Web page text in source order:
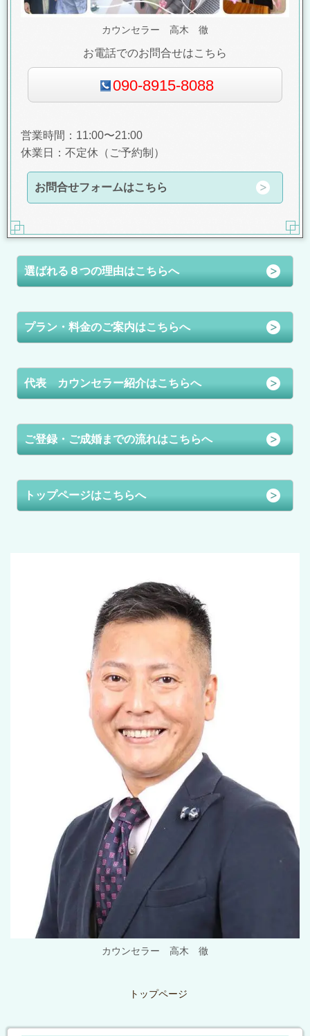
カウンセラー 高木 徹
お電話でのお問合せはこちら
090-8915-8088
営業時間：11:00〜21:00
休業日：不定休（ご予約制）
お問合せフォームはこちら
選ばれる８つの理由はこちらへ
プラン・料金のご案内はこちらへ
代表 カウンセラー紹介はこちらへ
ご登録・ご成婚までの流れはこちらへ
トップページはこちらへ
カウンセラー 高木 徹
トップページ